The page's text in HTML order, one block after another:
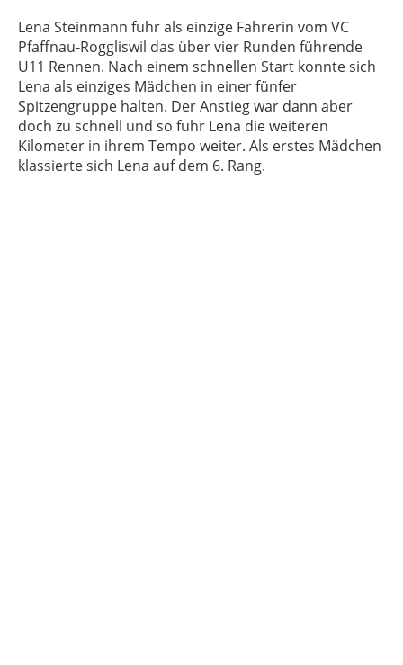
Lena Steinmann fuhr als einzige Fahrerin vom VC
Pfaffnau-Roggliswil das über vier Runden führende
U11 Rennen. Nach einem schnellen Start konnte sich
Lena als einziges Mädchen in einer fünfer
Spitzengruppe halten. Der Anstieg war dann aber
doch zu schnell und so fuhr Lena die weiteren
Kilometer in ihrem Tempo weiter. Als erstes Mädchen
klassierte sich Lena auf dem 6. Rang.